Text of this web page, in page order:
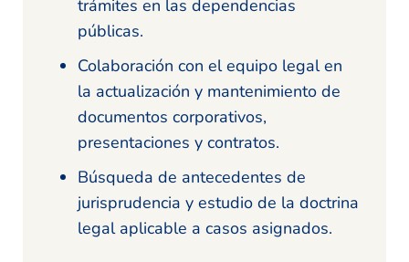
trámites en las dependencias
públicas.
Colaboración con el equipo legal en
la actualización y mantenimiento de
documentos corporativos,
presentaciones y contratos.
Búsqueda de antecedentes de
jurisprudencia y estudio de la doctrina
legal aplicable a casos asignados.